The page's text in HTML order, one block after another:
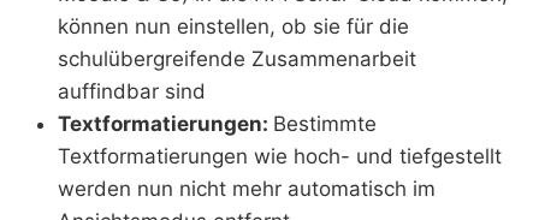
können nun einstellen, ob sie für die
schulübergreifende Zusammenarbeit
auffindbar sind
Textformatierungen: Bestimmte
Textformatierungen wie hoch- und tiefgestellt
werden nun nicht mehr automatisch im